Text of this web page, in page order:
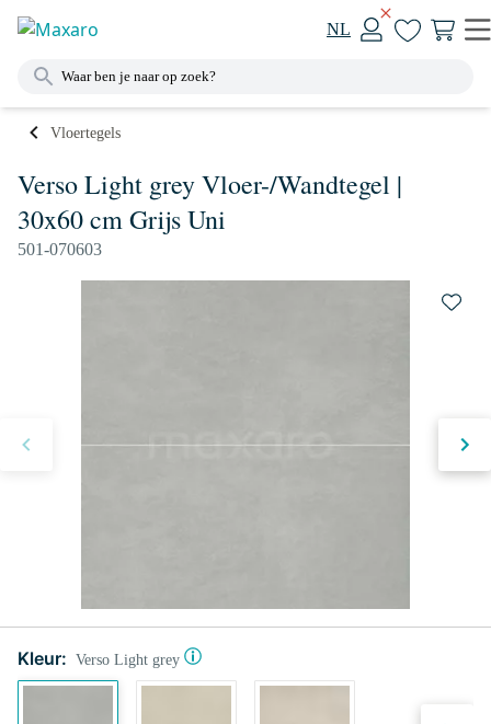
NL
Vloertegels
Verso Light grey Vloer-/Wandtegel |
30x60 cm Grijs Uni
501-070603
Kleur: Verso Light grey